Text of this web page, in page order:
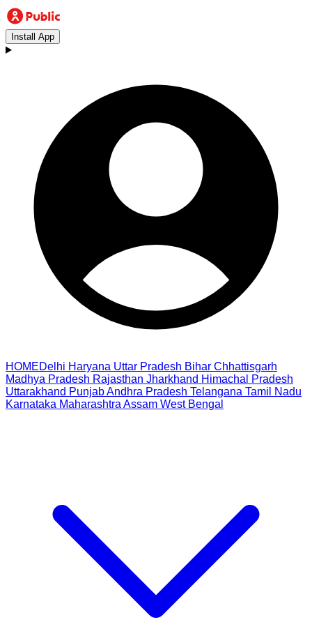
Install App
HOMEDelhi Haryana Uttar Pradesh Bihar Chhattisgarh
Madhya Pradesh Rajasthan Jharkhand Himachal Pradesh
Uttarakhand PunjabAndhra Pradesh Telangana Tamil Nadu
Karnataka Maharashtra Assam West Bengal